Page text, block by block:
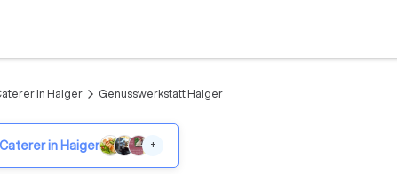
in Haiger arrow_forward_ios Genusswerkstatt Haiger
in Haiger +